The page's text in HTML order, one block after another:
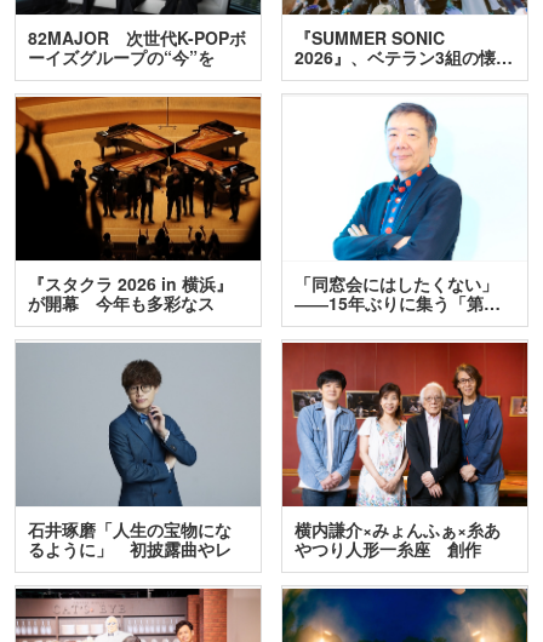
82MAJOR 次世代K-POPボ
ーイズグループの“今”を
訊…
『SUMMER SONIC
2026』、ベテラン3組の懐…
『スタクラ 2026 in 横浜』
が開幕 今年も多彩なス
テ…
「同窓会にはしたくない」
――15年ぶりに集う「第…
石井琢磨「人生の宝物にな
るように」 初披露曲やレ
ア…
横内謙介×みょんふぁ×糸あ
やつり人形一糸座 創作
人…